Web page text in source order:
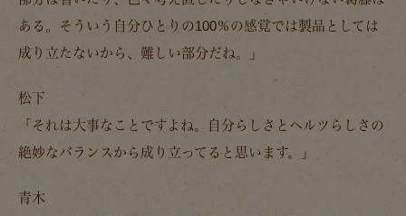
ある。そういう自分ひとりの100％の感覚では製品としては
成り立たないから、難しい部分だね。」
松下
「それは大事なことですよね。自分らしさとヘルツらしさの
絶妙なバランスから成り立ってると思います。」
青木